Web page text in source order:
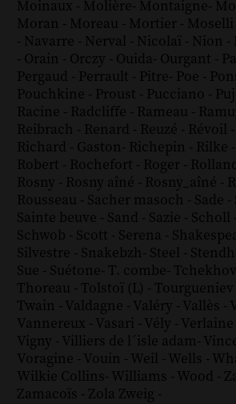
Moinaux - Molière- Montaigne-
Moran - Moreau - Mortier - Moselli
- Navarre - Nerval - Nicolaï - Nion -
- Orain - Orczy - Ouida- Ourgant -
Pergaud - Perrault - Pitre- Poe -
Pouchkine - Proust - Pucciano -
Racine - Radcliffe - Rameau -
Reibrach - Renard - Reuzé - Révoil -
Richard - Gaston- Richepin - Rilke -
Robert - Rochefort - Roger -
Rosny - Rosny aîné - Rosny_aîné -
Rousseau - Sacher masoch - Sade -
Sainte beuve - Sand - Sazie - Scholl -
Schwob - Scott - Serena -
Silvestre - Snakebzh- Steel -
Sue - Suétone- T. combe- Tchekhov
Thoreau - Tolstoï (L) - Tourgueniev
Twain - Valdagne - Valéry - Vallès -
Vannereux - Vasari - Vély - Verlaine
Vigny - Villiers de l´isle adam-
Voragine - Vouin - Weil - Wells -
Wilkie Collins- Williams - Wood -
Zamacoïs - Zola Zweig -